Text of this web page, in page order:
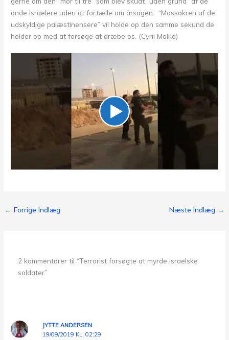
onde israelere uden at fortælle om årsagen. “Massakren af de
udskyldige palæstinensere” vil holde op den samme sekund de
holder op med at forsøge at dræbe os. (Cyril Malka)
← Forrige Indlæg Næste Indlæg →
2 kommentarer til “Terrorist forsøgte at myrde israelske
soldater”
JYTTE ANDERSEN
19/09/2019 KL. 02:29